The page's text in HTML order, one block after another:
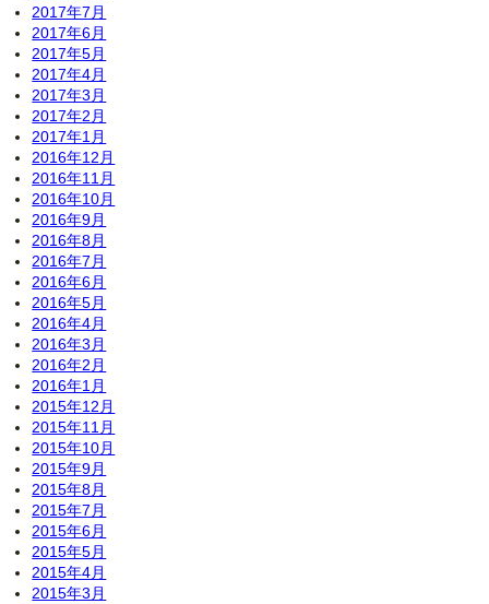
2017年7月
2017年6月
2017年5月
2017年4月
2017年3月
2017年2月
2017年1月
2016年12月
2016年11月
2016年10月
2016年9月
2016年8月
2016年7月
2016年6月
2016年5月
2016年4月
2016年3月
2016年2月
2016年1月
2015年12月
2015年11月
2015年10月
2015年9月
2015年8月
2015年7月
2015年6月
2015年5月
2015年4月
2015年3月